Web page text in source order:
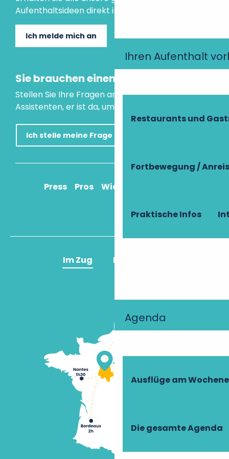
Ihren Aufenthalt
Restaurants und
Fortbewegung /
Praktische Infos
Agenda
Ausflüge am
Die gesamte Agenda
Aufenthaltsideen direkt in Ihre Mailbox.
Ich melde mich an
Sie brauchen einen Rat?
Stellen Sie Ihre Fragen an unseren virtuellen
Assistenten, er ist da, um Ihnen zu helfen.
Ich stelle meine Frage
Press Pros Wie komme ich an?
Im Zug Im Flugzeug